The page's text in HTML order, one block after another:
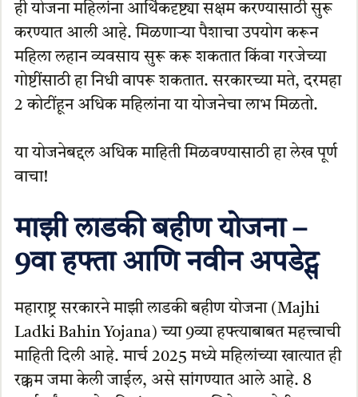
ही योजना महिलांना आर्थिकदृष्ट्या सक्षम करण्यासाठी सुरू
करण्यात आली आहे. मिळणाऱ्या पैशाचा उपयोग करून
महिला लहान व्यवसाय सुरू करू शकतात किंवा गरजेच्या
गोष्टींसाठी हा निधी वापरू शकतात. सरकारच्या मते, दरमहा
2 कोटींहून अधिक महिलांना या योजनेचा लाभ मिळतो.
या योजनेबद्दल अधिक माहिती मिळवण्यासाठी हा लेख पूर्ण
वाचा!
माझी लाडकी बहीण योजना –
9वा हफ्ता आणि नवीन अपडेट्स
महाराष्ट्र सरकारने माझी लाडकी बहीण योजना (Majhi
Ladki Bahin Yojana) च्या 9व्या हफ्त्याबाबत महत्त्वाची
माहिती दिली आहे. मार्च 2025 मध्ये महिलांच्या खात्यात ही
रक्कम जमा केली जाईल, असे सांगण्यात आले आहे. 8